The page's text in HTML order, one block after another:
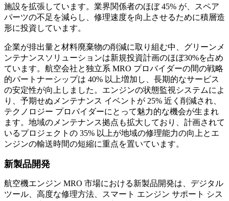
施設を拡張しています。業界関係者のほぼ 45% が、スペア
パーツの不足を減らし、修理速度を向上させるために積層造
形に投資しています。
企業が排出量と材料廃棄物の削減に取り組む中、グリーンメ
ンテナンスソリューションは新規投資計画のほぼ30%を占め
ています。航空会社と独立系 MRO プロバイダーの間の戦略
的パートナーシップは 40% 以上増加し、長期的なサービス
の安定性が向上しました。エンジンの状態監視システムによ
り、予期せぬメンテナンス イベントが 25% 近く削減され、
テクノロジー プロバイダーにとって魅力的な機会が生まれ
ます。地域のメンテナンス拠点も拡大しており、計画されて
いるプロジェクトの 35% 以上が地域の修理能力の向上とエ
ンジンの輸送時間の短縮に重点を置いています。
新製品開発
航空機エンジン MRO 市場における新製品開発は、デジタル
ツール、高度な修理方法、スマート エンジン サポート シス